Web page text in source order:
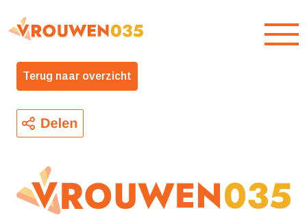
Terug naar overzicht